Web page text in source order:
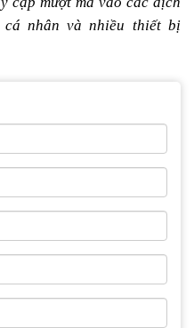
cá nhân và nhiều thiết bị